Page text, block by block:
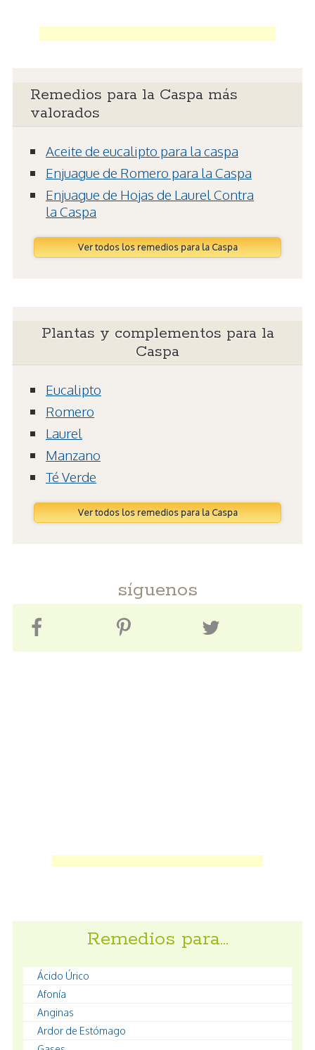
Remedios para la Caspa más
valorados
Aceite de eucalipto para la caspa
Enjuague de Romero para la Caspa
Enjuague de Hojas de Laurel Contra
la Caspa
Ver todos los remedios para la Caspa
Plantas y complementos para la
Caspa
Eucalipto
Romero
Laurel
Manzano
Té Verde
Ver todos los remedios para la Caspa
síguenos
Remedios para…
Ácido Úrico
Afonía
Anginas
Ardor de Estómago